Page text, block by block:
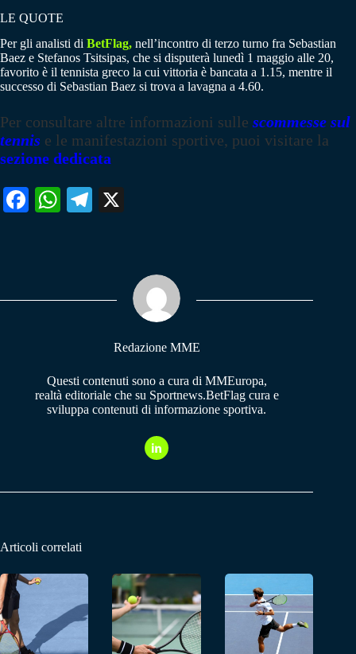
LE QUOTE
Per gli analisti di BetFlag, nell’incontro di terzo turno fra Sebastian
Baez e Stefanos Tsitsipas, che si disputerà lunedì 1 maggio alle 20,
favorito è il tennista greco la cui vittoria è bancata a 1.15, mentre il
successo di Sebastian Baez si trova a lavagna a 4.60.
Per consultare altre informazioni sulle scommesse sul
tennis e le manifestazioni sportive, puoi visitare la
sezione dedicata
Fa W
pp
Te
m
Redazione MME
Questi contenuti sono a cura di MMEuropa,
realtà editoriale che su Sportnews.BetFlag cura e
sviluppa contenuti di informazione sportiva.
Articoli correlati